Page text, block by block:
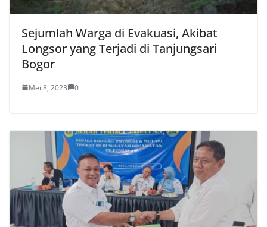
Sejumlah Warga di Evakuasi, Akibat
Longsor yang Terjadi di Tanjungsari
Bogor
Mei 8, 2023 0